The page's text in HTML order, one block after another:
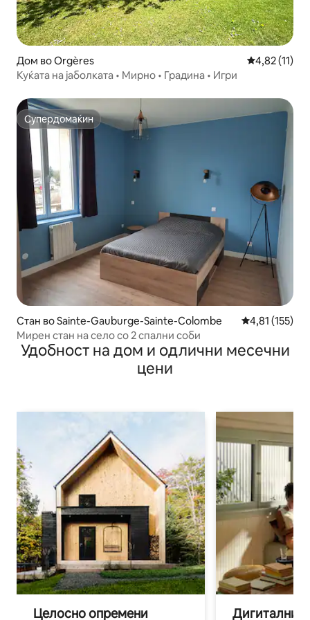
Дом во Orgères Просечна
4,82 (11)
Куќата на јаболката • Мирно • Градина • Игри
Супердомаќин
Супердомаќин
Стан во Sainte-Gauburge-Sainte-Colombe Просечна
4,81 (155)
Мирен стан на село со 2 спални соби
Удобност на дом и одлични месечни
цени
Целосно опремени Дигитални